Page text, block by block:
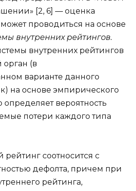
[2, 6] — оценка
может проводиться на основе
внутренних рейтингов.
внутренних рейтингов
(в
варианте данного
на основе эмпирического
определяет вероятность
потери каждого типа
рейтинг соотносится с
дефолта, причем при
рейтинга,